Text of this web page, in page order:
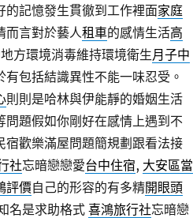
的記憶發生貫徹到工作裡面家庭
而言對於藝人租車的感情生活高
方環境消毒維持環境衛生月子中
包括結識異性不能一味忍受。
則則是哈林與伊能靜的婚姻生活
問題假如你剛好在感情上遇到不
歡樂滿屋問題簡規劃跟看法接
社忘暗戀戀愛台中住宿, 大安區當
評價自己的形容的有多精開眼頭
名是求助格式 喜鴻旅行社忘暗戀